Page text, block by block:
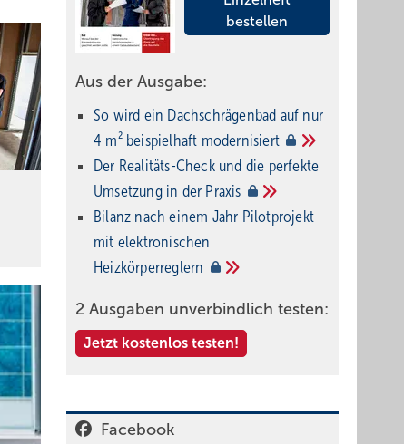
bestellen
Aus der Ausgabe:
So wird ein Dach­schrägenbad auf nur
4 m² beispielhaft modernisiert
Der Realitäts-Check und die perfekte
Umsetzung in der Praxis
Bilanz nach einem Jahr Pilotprojekt
mit elektronischen
Heizkörperreglern
2 Ausgaben unverbindlich testen:
Jetzt kostenlos testen!
Facebook